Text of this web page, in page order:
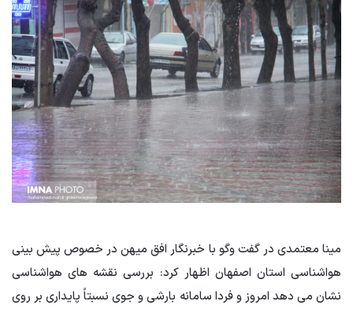
مینا معتمدی در گفت وگو با خبرنگار افق میهن در خصوص پیش بینی
هواشناسی استان اصفهان اظهار کرد: بررسی نقشه های هواشناسی
نشان می دهد امروز و فردا سامانه بارشی و جوی نسبتاً پایداری بر روی